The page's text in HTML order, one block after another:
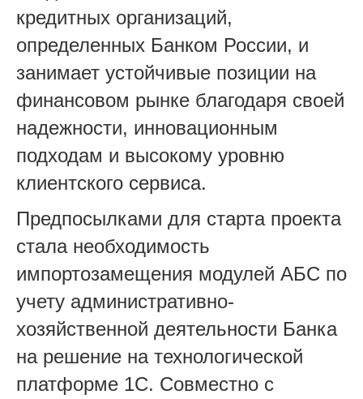
кредитных организаций,
определенных Банком России, и
занимает устойчивые позиции на
финансовом рынке благодаря своей
надежности, инновационным
подходам и высокому уровню
клиентского сервиса.
Предпосылками для старта проекта
стала необходимость
импортозамещения модулей АБС по
учету административно-
хозяйственной деятельности Банка
на решение на технологической
платформе 1С. Совместно с